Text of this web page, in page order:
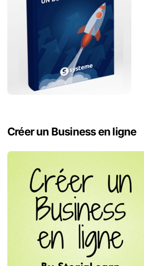
Créer un Business en ligne